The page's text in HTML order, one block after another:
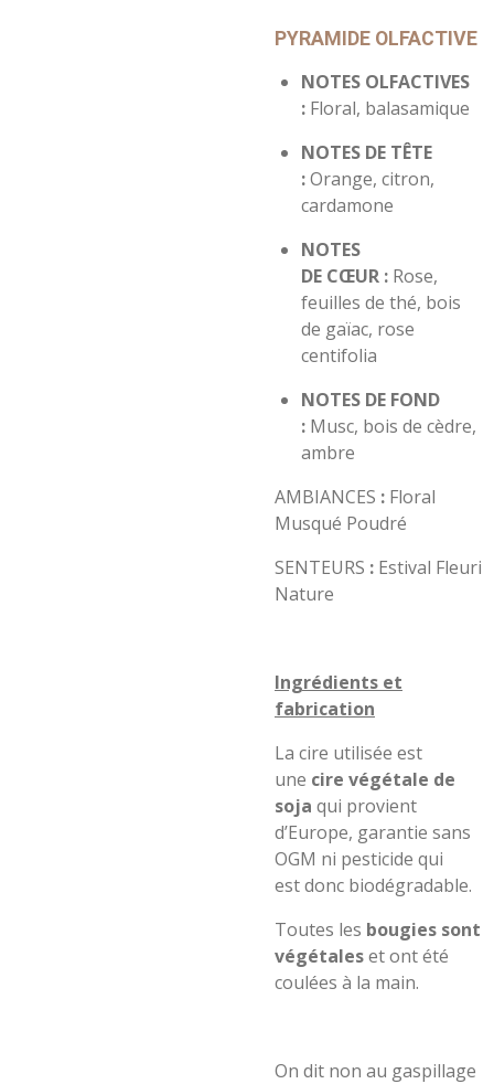
PYRAMIDE OLFACTIVE
NOTES OLFACTIVES
: Floral, balasamique
NOTES DE TÊTE
:Orange, citron,
cardamone
NOTES
DE CŒUR : Rose,
feuilles de thé, bois
de gaïac, rose
centifolia
NOTES DE FOND
: Musc, bois de cèdre,
ambre
AMBIANCES : Floral
Musqué Poudré
SENTEURS : Estival Fleuri
Nature
Ingrédients et
fabrication
La cire utilisée est
une cire végétale de
soja qui provient
d’Europe, garantie sans
OGM ni pesticide qui
estdonc biodégradable.
Toutes les bougies sont
végétaleset ont été
coulées à la main.
On dit non au gaspillage